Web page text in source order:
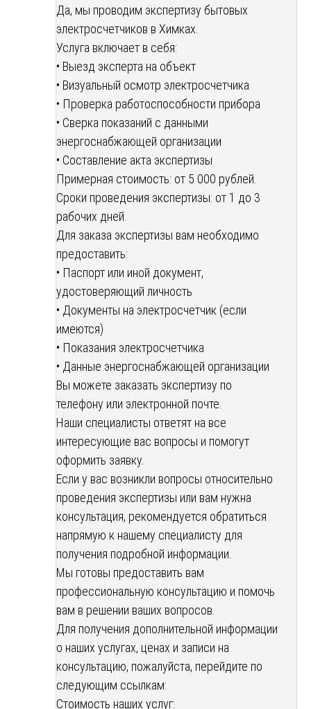
Да, мы проводим экспертизу бытовых
электросчетчиков в Химках.
Услуга включает в себя:
• Выезд эксперта на объект
• Визуальный осмотр электросчетчика
• Проверка работоспособности прибора
• Сверка показаний с данными
энергоснабжающей организации
• Составление акта экспертизы
Примерная стоимость: от 5 000 рублей.
Сроки проведения экспертизы: от 1 до 3
рабочих дней.
Для заказа экспертизы вам необходимо
предоставить:
• Паспорт или иной документ,
удостоверяющий личность
• Документы на электросчетчик (если
имеются)
• Показания электросчетчика
• Данные энергоснабжающей организации
Вы можете заказать экспертизу по
телефону или электронной почте.
Наши специалисты ответят на все
интересующие вас вопросы и помогут
оформить заявку.
Если у вас возникли вопросы относительно
проведения экспертизы или вам нужна
консультация, рекомендуется обратиться
напрямую к нашему специалисту для
получения подробной информации.
Мы готовы предоставить вам
профессиональную консультацию и помочь
вам в решении ваших вопросов.
Для получения дополнительной информации
о наших услугах, ценах и записи на
консультацию, пожалуйста, перейдите по
следующим ссылкам:
Стоимость наших услуг: